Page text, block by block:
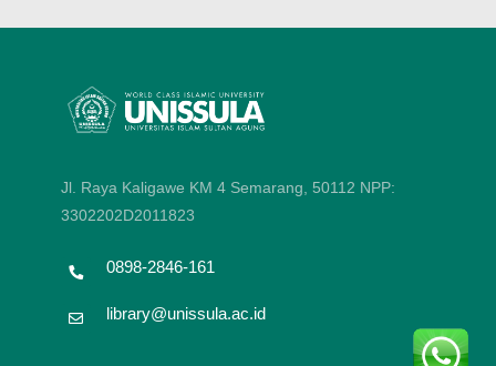
Jl. Raya Kaligawe KM 4 Semarang, 50112 NPP:
3302202D2011823
0898-2846-161
library@unissula.ac.id